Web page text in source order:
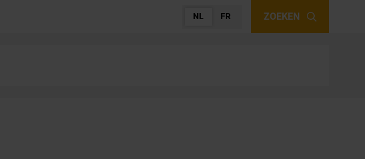
NL FR ZOEKEN